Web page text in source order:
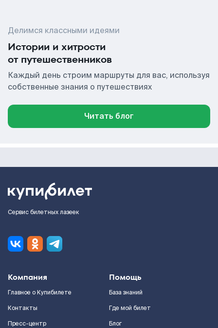
Делимся классными идеями
Истории и хитрости
от путешественников
Каждый день строим маршруты для вас, используя
собственные знания о путешествиях
Читать блог
Сервис билетных лазеек
Компания
Главное о Купибилете
Контакты
Пресс-центр
Помощь
База знаний
Где мой билет
Блог